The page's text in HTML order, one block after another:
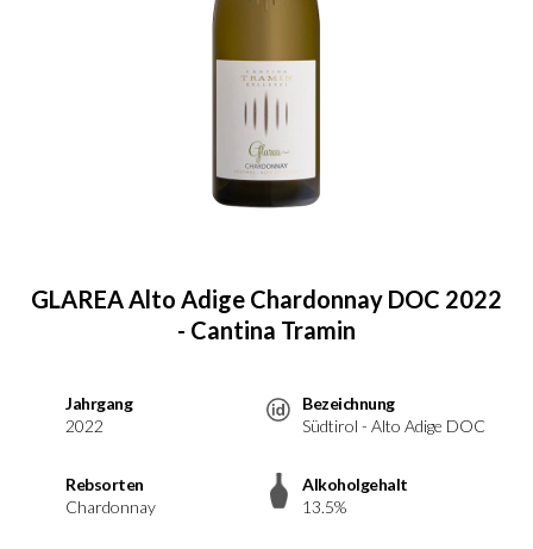
GLAREA Alto Adige Chardonnay DOC 2022
- Cantina Tramin
Jahrgang
2022
Bezeichnung
Südtirol - Alto Adige DOC
Rebsorten
Chardonnay
Alkoholgehalt
13.5%